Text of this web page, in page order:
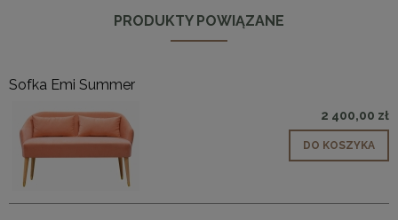
PRODUKTY POWIĄZANE
Sofka Emi Summer
2 400,00 zł
DO KOSZYKA